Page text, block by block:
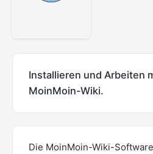
Installieren und Arbeiten
MoinMoin-Wiki.
Die MoinMoin-Wiki-